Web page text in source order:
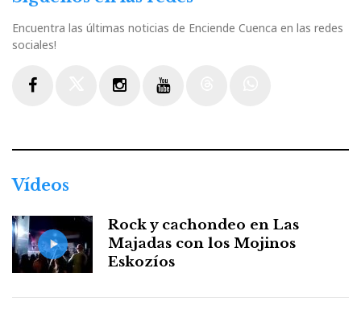
Encuentra las últimas noticias de Enciende Cuenca en las redes
sociales!
Vídeos
Rock y cachondeo en Las
Majadas con los Mojinos
Eskozíos